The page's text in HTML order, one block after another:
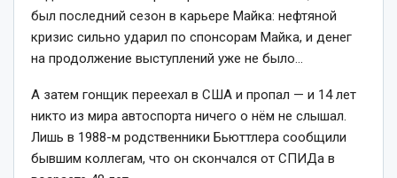
был последний сезон в карьере Майка: нефтяной
кризис сильно ударил по спонсорам Майка, и денег
на продолжение выступлений уже не было…
А затем гонщик переехал в США и пропал — и 14 лет
никто из мира автоспорта ничего о нём не слышал.
Лишь в 1988-м родственники Бьюттлера сообщили
бывшим коллегам, что он скончался от СПИДа в